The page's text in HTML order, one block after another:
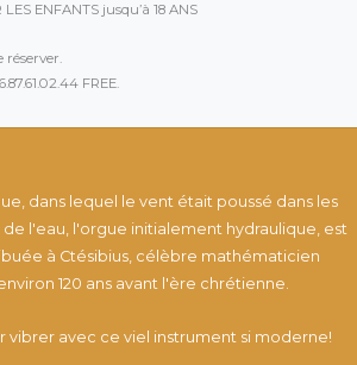
ENFANTS jusqu’à 18 ANS
réserver.
FREE.
dans lequel le vent était poussé dans les
de l'eau, l'orgue initialement hydraulique, est
à Ctésibius, célèbre mathématicien
120 ans avant l'ère chrétienne.
vibrer avec ce viel instrument si moderne!